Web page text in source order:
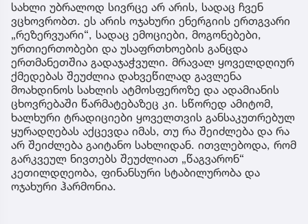
სახლი უბრალოდ სივრცე არ არის, სადაც ჩვენ
ვცხოვრობთ. ეს არის ოჯახური ენერგიის ერთგვარი
„რეზერვუარი“, სადაც ემოციები, მოგონებები,
ურთიერთობები და უსაფრთხოების განცდა
ერთმანეთშია გადაჯაჭვული. მრავალ ყოველდღიურ
ქმედებას შეუძლია დახვეწილად გავლენა
მოახდინოს სახლის ატმოსფეროზე და ადამიანის
ცხოვრებაში წარმატებაზეც კი. სწორედ ამიტომ,
ხალხური ტრადიციები ყოველთვის განსაკუთრებულ
ყურადღებას აქცევდა იმას, თუ რა შეიძლება და რა
არ შეიძლება გაიტანო სახლიდან. ითვლებოდა, რომ
გარკვეულ ნივთებს შეუძლიათ „წაგვარონ“
კეთილდღეობა, ფინანსური სტაბილურობა და
ოჯახური ჰარმონია.